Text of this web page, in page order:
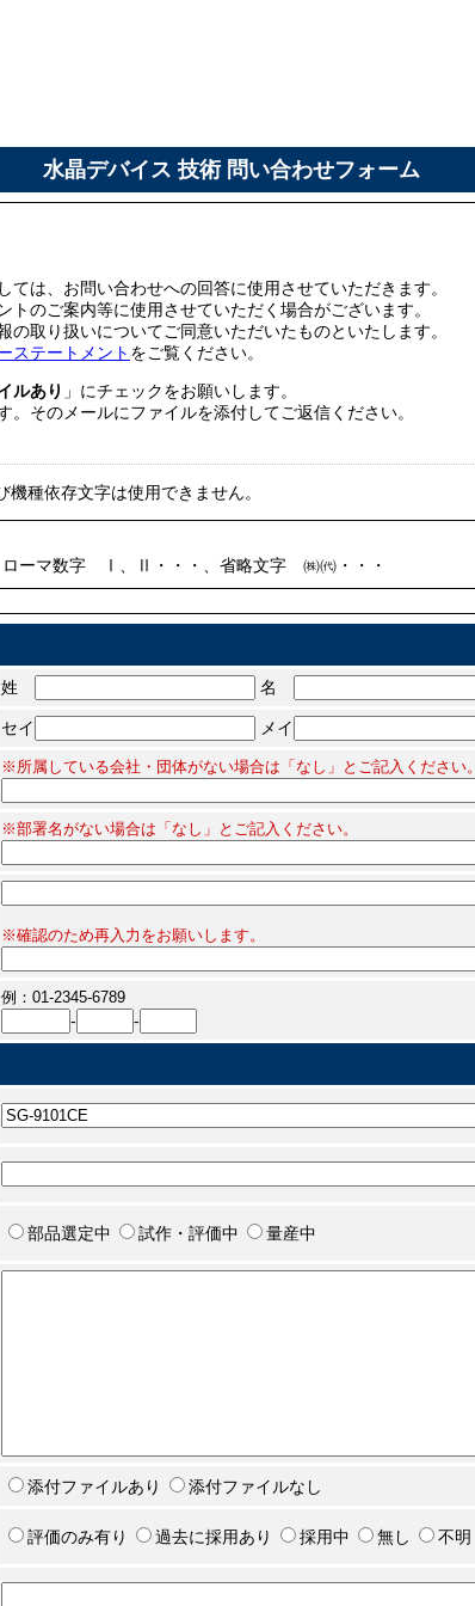
水晶デバイス 技術 問い合わせフォーム
ては、お問い合わせへの回答に使用させていただきます。
トのご案内等に使用させていただく場合がございます。
取り扱いについてご同意いただいたものといたします。
ステートメント をご覧ください。
ルあり 」にチェックをお願いします。
そのメールにファイルを添付してご返信ください。
種依存文字は使用できません。
字 Ⅰ、Ⅱ・・・、省略文字 ㈱㈹・・・
姓 名
セイ メイ
※所属している会社・団体がない場合は「なし」とご記入ください。
※部署名がない場合は「なし」とご記入ください。
※確認のため再入力をお願いします。
例：01-2345-6789
- -
部品選定中 試作・評価中 量産中
添付ファイルあり
添付ファイルなし
評価のみ有り 過去に採用あり 採用中 無し 不明